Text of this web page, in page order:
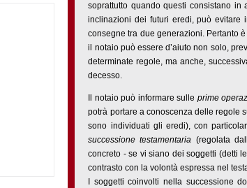
soprattutto quando questi consistano in
inclinazioni dei futuri eredi, può evitare
consegne tra due generazioni. Pertanto
il notaio può essere d’aiuto non solo,
determinate regole, ma anche,
decesso.
Il notaio può informare sulle prime
potrà portare a conoscenza delle regole
sono individuati gli eredi), con
successione testamentaria (regolata
concreto - se vi siano dei soggetti (detti
contrasto con la volontà espressa nel
I soggetti coinvolti nella successione